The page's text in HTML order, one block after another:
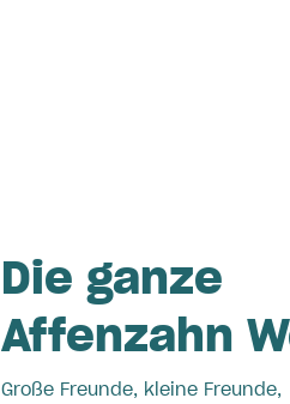
Die ganze
Affenzahn
Große Freunde, kleine Freunde,